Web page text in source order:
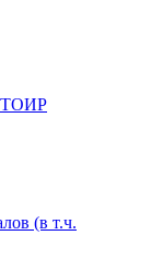
ТОИР
(в т.ч.